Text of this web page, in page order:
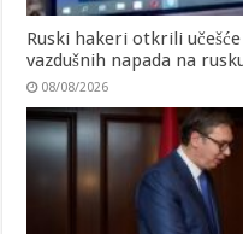
Ruski hakeri otkrili
vazdušnih napada na
08/08/2026